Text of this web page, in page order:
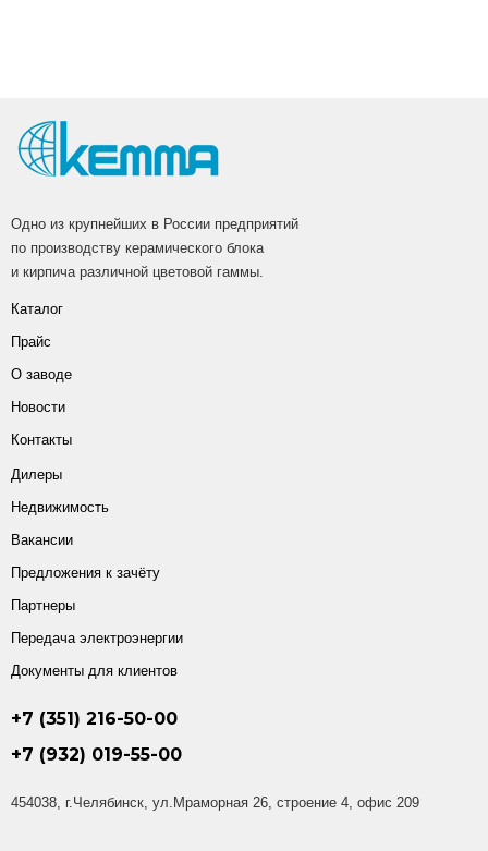
Одно из крупнейших в России предприятий
по производству керамического блока
и кирпича различной цветовой гаммы.
Каталог
Прайс
О заводе
Новости
Контакты
Дилеры
Недвижимость
Вакансии
Предложения к зачёту
Партнеры
Передача электроэнергии
Документы для клиентов
+7 (351) 216-50-00
+7 (932) 019-55-00
454038, г.Челябинск, ул.Мраморная 26, строение 4, офис 209